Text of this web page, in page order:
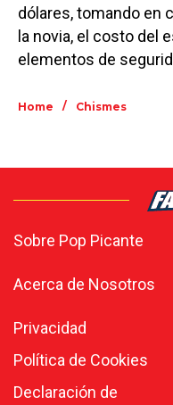
dólares, tomando en
la novia, el costo del
elementos de
Home / Chismes
Sobre Pop Picante
Acerca de Nosotros
Privacidad
Política de Cookies
Declaración de